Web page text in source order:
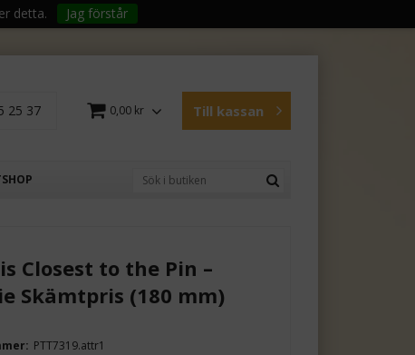
detta. Jag förstår
25 37 0,00 kr Till kassan
Closest to the Pin –
Skämtpris (180 mm)
PTT7319.attr1